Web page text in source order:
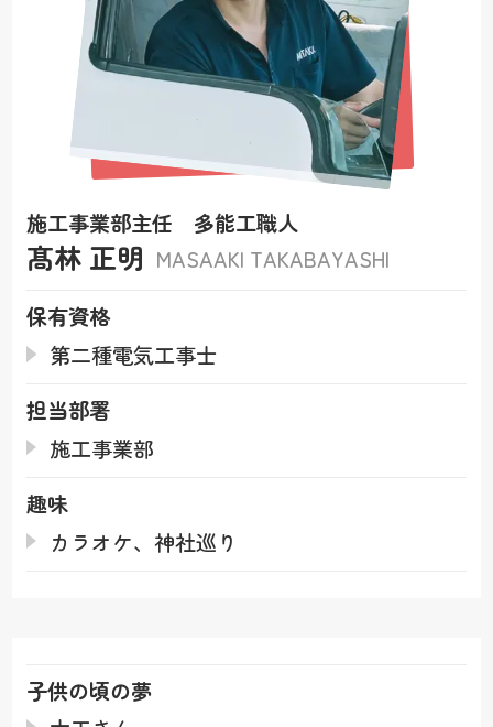
施工事業部主任 多能工職人
髙林 正明 MASAAKI TAKABAYASHI
保有資格
第二種電気工事士
担当部署
施工事業部
趣味
カラオケ、神社巡り
子供の頃の夢